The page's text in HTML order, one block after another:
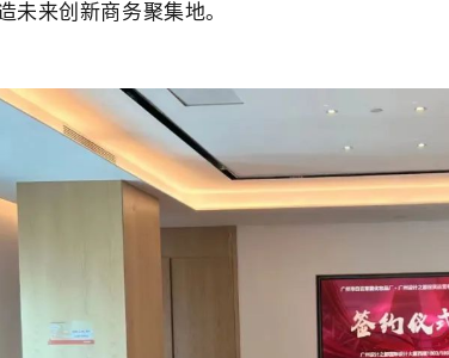
未来创新商务聚集地。